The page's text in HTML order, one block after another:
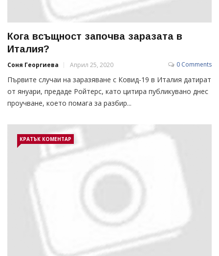
Кога всъщност започва заразата в
Италия?
Соня Георгиева Април 25, 2020 0 Comments
Първите случаи на заразяване с Ковид-19 в Италия датират
от януари, предаде Ройтерс, като цитира публикувано днес
проучване, което помага за разбир...
КРАТЪК КОМЕНТАР